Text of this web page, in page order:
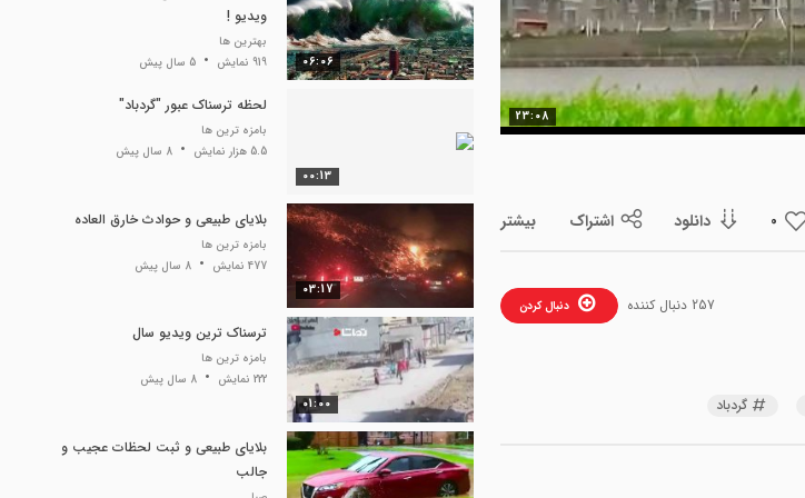
23:08
0 دانلود اشتراک بیشتر
دنبال کردن 257 دنبال کننده
گردباد
06:06
ویدیو !
بهترین ها
919 نمایش
5 سال پیش
00:13
لحظه ترسناک عبور "گردباد"
بامزه ترین ها
5.5 هزار نمایش
8 سال پیش
03:17
بلایای طبیعی و حوادث خارق العاده
بامزه ترین ها
477 نمایش
8 سال پیش
01:00
ترسناک ترین ویدیو سال
بامزه ترین ها
222 نمایش
8 سال پیش
بلایای طبیعی و ثبت لحظات عجیب و
جالب